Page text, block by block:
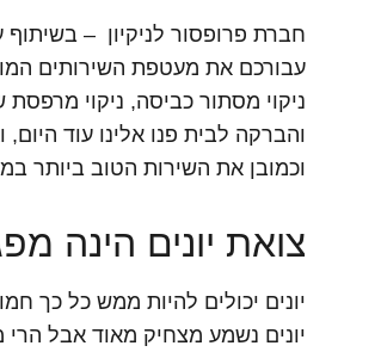
חברת פרופסור לניקיון –
עבורכם את מעטפת השירותים
ניקוי מסתור כביסה, ניקוי מרפסת
והברקה לבית פנו אלינו עוד
וכמובן את השירות הטוב ביותר
צואת יונים הינה
יונים יכולים להיות ממש כל כך
יונים נשמע מצחיק מאוד אבל